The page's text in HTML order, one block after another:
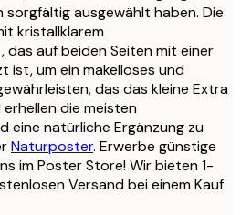
ausgewählt haben. Die
kristallklarem
auf beiden Seiten mit einer
um ein makelloses und
das das kleine Extra
die meisten
eine natürliche Ergänzung zu
Naturposter. Erwerbe günstige
im Poster Store! Wir bieten 1-
Versand bei einem Kauf